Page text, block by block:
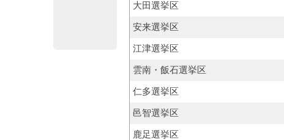
大田選挙区
安来選挙区
江津選挙区
雲南・飯石選挙区
仁多選挙区
邑智選挙区
鹿足選挙区